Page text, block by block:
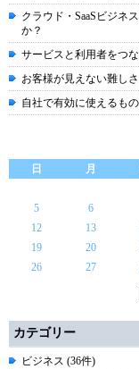
クラウド・SaaSビジネ
か？
サービスと利用者をつ
お客様が見えない難しさ
自社で有効に使えるも
日
月
5
6
12
13
19
20
26
27
カテゴリー
ビジネス (36件)